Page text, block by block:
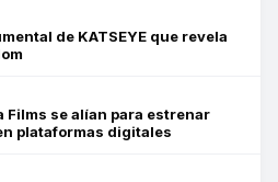
de KATSEYE que revela
Films se alían para estrenar
plataformas digitales